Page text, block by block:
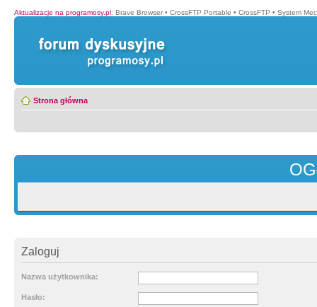
Aktualizacje na programosy.pl: Brave Browser • CrossFTP Portable • CrossFTP • System
Strona główna
Zaloguj
Nazwa użytkownika:
Hasło: